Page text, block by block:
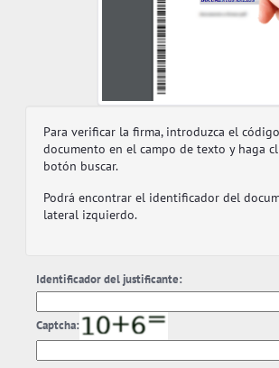
Para verificar la firma, introduzca el
documento en el campo de texto y haga
botón buscar.
Podrá encontrar el identificador del
lateral izquierdo.
Identificador del justificante:
Captcha: